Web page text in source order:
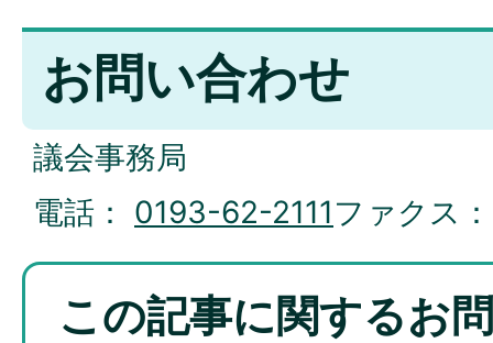
お問い合わせ
議会事務局
電話： 0193-62-2111ファクス
この記事に関するお